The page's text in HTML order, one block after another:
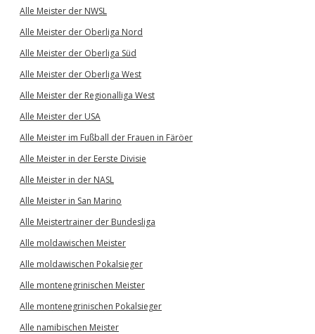
Alle Meister der NWSL
Alle Meister der Oberliga Nord
Alle Meister der Oberliga Süd
Alle Meister der Oberliga West
Alle Meister der Regionalliga West
Alle Meister der USA
Alle Meister im Fußball der Frauen in Färöer
Alle Meister in der Eerste Divisie
Alle Meister in der NASL
Alle Meister in San Marino
Alle Meistertrainer der Bundesliga
Alle moldawischen Meister
Alle moldawischen Pokalsieger
Alle montenegrinischen Meister
Alle montenegrinischen Pokalsieger
Alle namibischen Meister